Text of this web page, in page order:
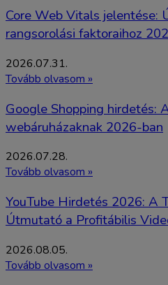
Core Web Vitals jelentése:
rangsorolási faktoraihoz
2026.07.31.
Tovább olvasom »
Google Shopping hirdetés:
webáruházaknak 2026-ban
2026.07.28.
Tovább olvasom »
YouTube Hirdetés 2026: A
Útmutató a Profitábilis
2026.08.05.
Tovább olvasom »